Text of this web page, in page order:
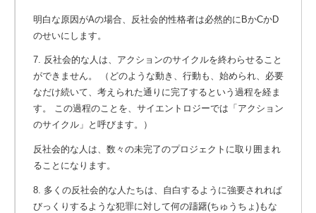
明白な原因がAの場合、反社会的性格者は必然的にBかCかD
のせいにします。
7. 反社会的な人は、アクションのサイクルを終わらせること
ができません。
（どのような動き、行動も、始められ、必要
なだけ続いて、考えられた通りに完了するという過程を経ま
す。 この過程のことを、サイエントロジーでは「アクション
のサイクル」と呼びます。）
反社会的な人は、数々の未完了のプロジェクトに取り囲まれ
ることになります。
8. 多くの反社会的な人たちは、自白するように強要されれば
びっくりするような犯罪に対して何の躊躇(ちゅうちょ)もな